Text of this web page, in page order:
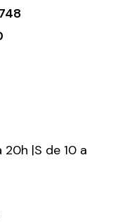
20h |S de 10 a